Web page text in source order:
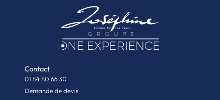
Contact
01 84 80 66 30
Demande de devis